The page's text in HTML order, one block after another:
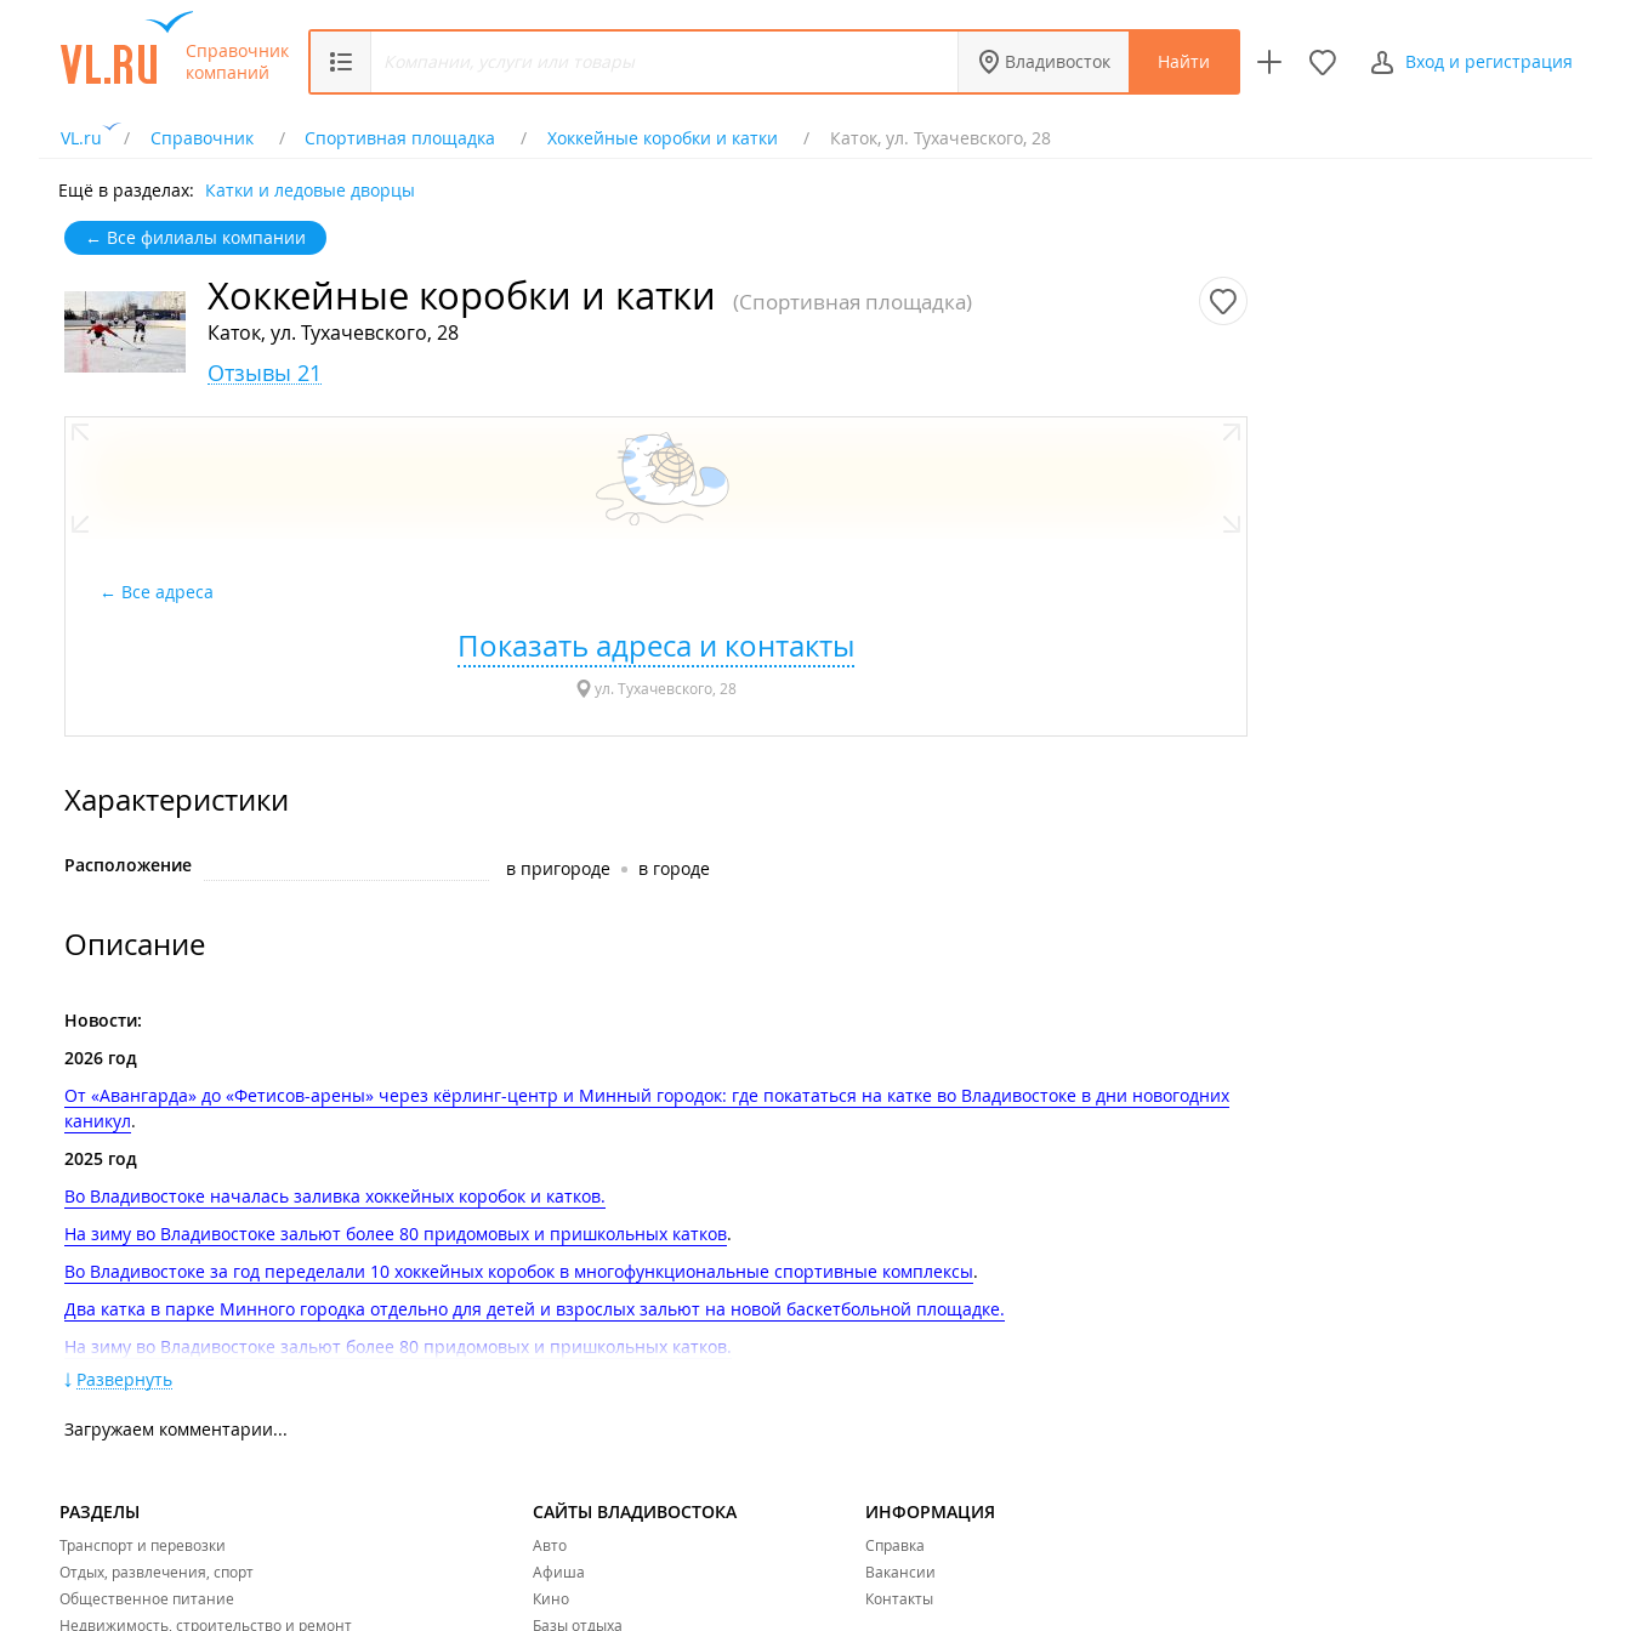
Справочник
компаний
Владивосток Найти Вход и регистрация
VL.ru Справочник Спортивная площадка Хоккейные коробки и катки Каток, ул. Тухачевского, 28
Ещё в разделах: Катки и ледовые дворцы
← Все филиалы компании
Хоккейные коробки и катки (Спортивная площадка)
Каток, ул. Тухачевского, 28
Отзывы 21
Все адреса
Показать адреса и контакты
ул. Тухачевского, 28
Характеристики
Расположение в пригороде в городе
Описание
Новости:
2026 год
От «Авангарда» до «Фетисов-арены» через кёрлинг-центр и Минный городок: где покататься на катке во Владивостоке в дни новогодних
каникул.
2025 год
Во Владивостоке началась заливка хоккейных коробок и катков​.
На зиму во Владивостоке зальют более 80 придомовых и пришкольных катков.
Во Владивостоке за год переделали 10 хоккейных коробок в многофункциональные спортивные комплексы.
Два катка в парке Минного городка отдельно для детей и взрослых зальют на новой баскетбольной площадке​.
На зиму во Владивостоке зальют более 80 придомовых и пришкольных катков​.
Во Владивостоке за год переделали 10 хоккейных коробок в многофункциональные спортивные комплексы.
Тающий лёд и драка хоккеистов: во Владивостоке прошёл финал турнира по дворовому хоккею
На площади, во дворе, на лыжне: где на каникулах покататься на коньках во Владивостоке
Тёплый декабрь мешает заливать катки во Владивостоке
Более 70 катков во всех районах города будут работать этой зимой для жителей и гостей Владивостока
Развернуть
Загружаем комментарии...
РАЗДЕЛЫ
Транспорт и перевозки
Отдых, развлечения, спорт
Общественное питание
Недвижимость, строительство и ремонт
САЙТЫ ВЛАДИВОСТОКА
Авто
Афиша
Кино
Базы отдыха
ИНФОРМАЦИЯ
Справка
Вакансии
Контакты